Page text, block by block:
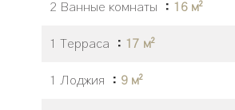
2 Ванные комнаты 16 м²
1 Терраса 17 м²
1 Лоджия 9 м²